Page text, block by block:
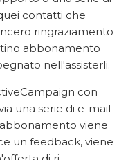
contatti che
ringraziamento
abbonamento
nell'assisterli.
con
una serie di e-mail
viene
un feedback, viene